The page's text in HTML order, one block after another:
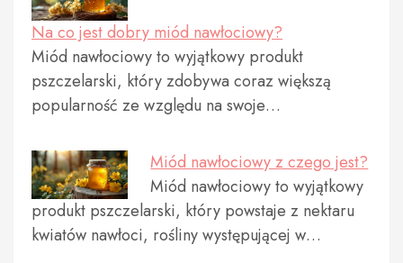
Na co jest dobry miód nawłociowy?
Miód nawłociowy to wyjątkowy produkt
pszczelarski, który zdobywa coraz większą
popularność ze względu na swoje…
Miód nawłociowy z czego jest?
Miód nawłociowy to wyjątkowy
produkt pszczelarski, który powstaje z nektaru
kwiatów nawłoci, rośliny występującej w…